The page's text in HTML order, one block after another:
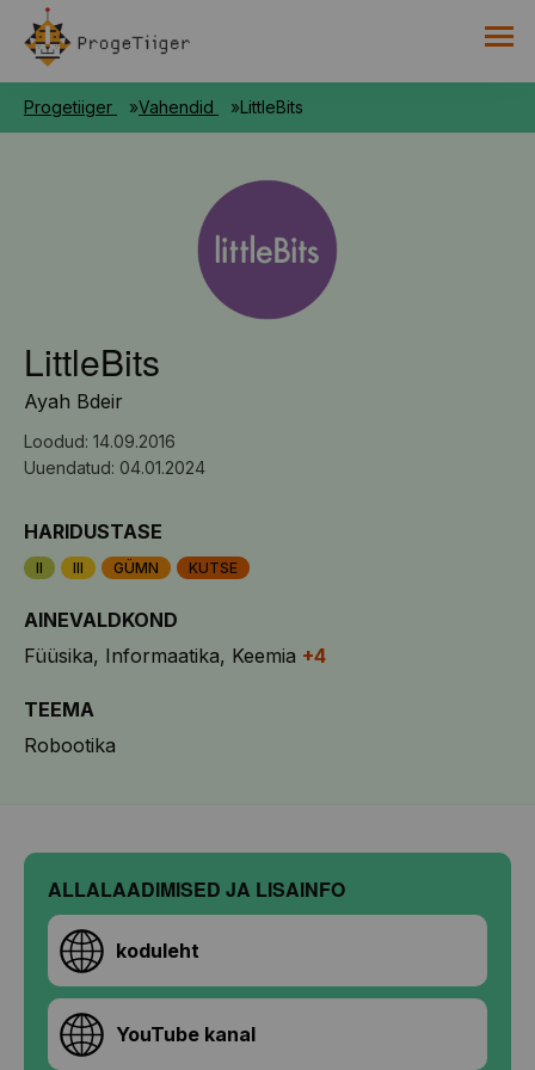
RAAMAT
Progetiiger Vahendid LittleBits
LittleBits
Ayah Bdeir
Loodud: 14.09.2016
Uuendatud: 04.01.2024
HARIDUSTASE
II III GÜMN KUTSE
AINEVALDKOND
Füüsika Informaatika Keemia +4
TEEMA
Robootika
ALLALAADIMISED JA LISAINFO
koduleht
YouTube kanal